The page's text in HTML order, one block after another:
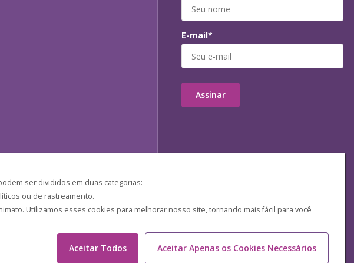
ser divididos em duas categorias:
ou de rastreamento.
Utilizamos esses cookies para melhorar nosso site, tornando mais fácil para você
Aceitar Todos Aceitar Apenas os Cookies Necessários
E-mail*
Assinar